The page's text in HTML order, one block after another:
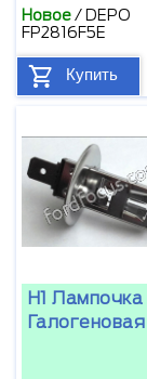
Новое/ DEPO
FP2816F5E
Купить
H1 Лампочка